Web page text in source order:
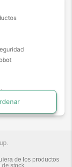
de los productos
stock.